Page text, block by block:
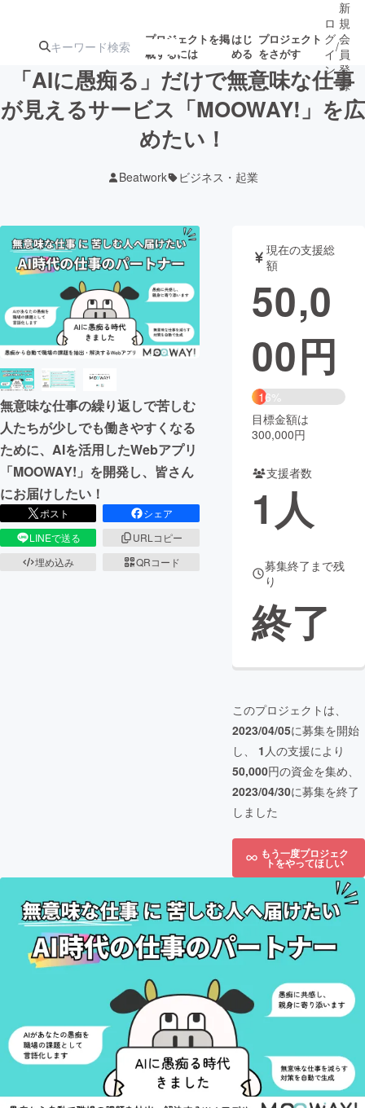
プロジェクトを掲
載するには
はじ
める
プロジェクト
をさがす
注目の新着プロ 募集終了が近いプ
テクノロジー・ガジェット
映像・映画 書籍・雑誌
ビジネス・起業 チャレンジ
まちづくり・地域活性化
CAMPFIRE for Social Good
CAMPFIRE Creation
CAMPFIREふるさと納税machi-ya コミュニティ
ロ
グ
イ
ン
/
新
規
会
員
登
録
「AIに愚痴る」だけで無意味な仕事
が見えるサービス「MOOWAY!」を広
めたい！
Beatwork ビジネス・起業
無意味な仕事の繰り返しで苦しむ
人たちが少しでも働きやすくなる
ために、AIを活用したWebアプリ
「MOOWAY!」を開発し、皆さん
にお届けしたい！
ポスト
シェア
LINEで送る
URLコピー
埋め込み
QRコード
現在の支援総
額
50,0
00円
16%
目標金額は
300,000円
支援者数
1人
募集終了まで残
り
終了
このプロジェクトは、
2023/04/05に募集を開始
し、 1 人の支援により
50,000円の資金を集め、
2023/04/30に募集を終了
しました
もう一度プロジェク
トをやってほしい